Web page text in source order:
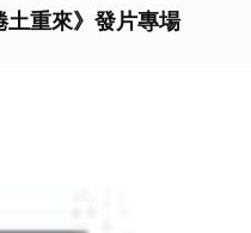
重來》發片專場